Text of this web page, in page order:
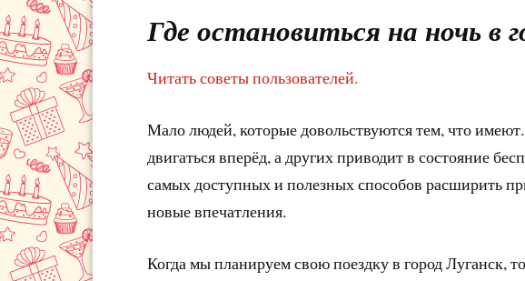
Где остановиться на ночь в
Читать советы пользователей.
Мало людей, которые довольствуются тем, что
двигаться вперёд, а других приводит в состояние
самых доступных и полезных способов расширить
новые впечатления.
Когда мы планируем свою поездку в город Луганск,